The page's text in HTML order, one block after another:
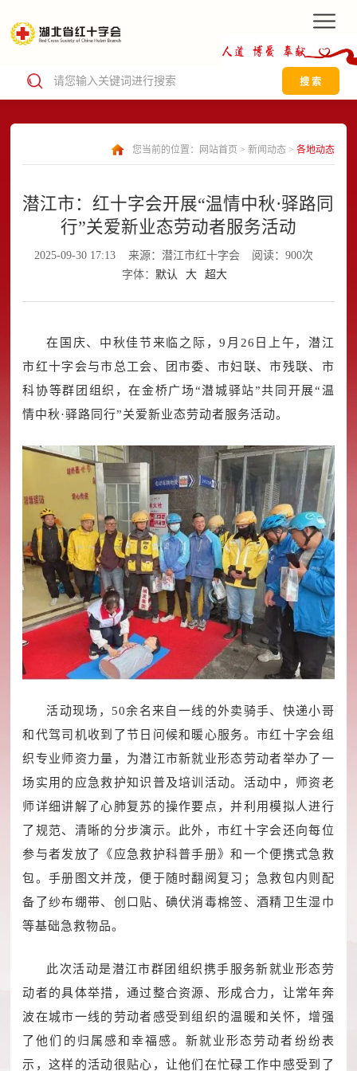
搜 索
您当前的位置： 网站首页 > 新闻动态> 各地动态
潜江市：红十字会开展“温情中秋·驿路同
行”关爱新业态劳动者服务活动
2025-09-30 17:13 来源：潜江市红十字会
阅读：900次
字体： 默认 大 超大
在国庆、中秋佳节来临之际，9月26日上午，潜江
市红十字会与市总工会、团市委、市妇联、市残联、市
科协等群团组织，在金桥广场“潜城驿站”共同开展“温
情中秋·驿路同行”关爱新业态劳动者服务活动。
活动现场，50余名来自一线的外卖骑手、快递小哥
和代驾司机收到了节日问候和暖心服务。市红十字会组
织专业师资力量，为潜江市新就业形态劳动者举办了一
场实用的应急救护知识普及培训活动。活动中，师资老
师详细讲解了心肺复苏的操作要点，并利用模拟人进行
了规范、清晰的分步演示。此外，市红十字会还向每位
参与者发放了《应急救护科普手册》和一个便携式急救
包。手册图文并茂，便于随时翻阅复习；急救包内则配
备了纱布绷带、创口贴、碘伏消毒棉签、酒精卫生湿巾
等基础急救物品。
此次活动是潜江市群团组织携手服务新就业形态劳
动者的具体举措，通过整合资源、形成合力，让常年奔
波在城市一线的劳动者感受到组织的温暖和关怀，增强
了他们的归属感和幸福感。新就业形态劳动者纷纷表
示，这样的活动很贴心，让他们在忙碌工作中感受到了